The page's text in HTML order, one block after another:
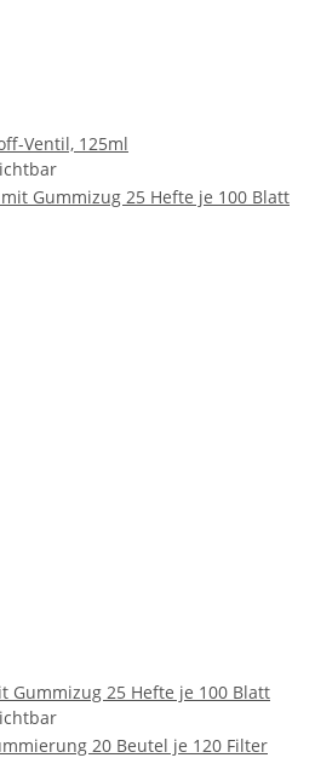
Ventil, 125ml
Gummizug 25 Hefte je 100 Blatt